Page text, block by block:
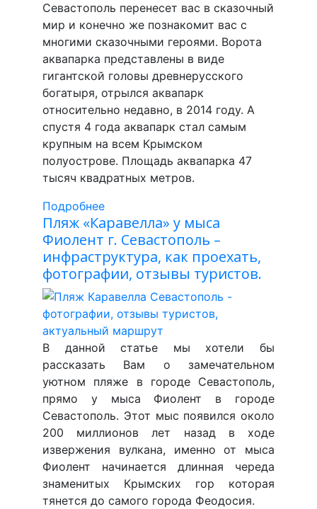
Севастополь перенесет вас в сказочный
мир и конечно же познакомит вас с
многими сказочными героями. Ворота
аквапарка представлены в виде
гигантской головы древнерусского
богатыря, отрылся аквапарк
относительно недавно, в 2014 году. А
спустя 4 года аквапарк стал самым
крупным на всем Крымском
полуострове. Площадь аквапарка 47
тысяч квадратных метров.
Подробнее
Пляж «Каравелла» у мыса
Фиолент г. Севастополь –
инфраструктура, как проехать,
фотографии, отзывы туристов.
В данной статье мы хотели бы
рассказать Вам о замечательном
уютном пляже в городе Севастополь,
прямо у мыса Фиолент в городе
Севастополь. Этот мыс появился около
200 миллионов лет назад в ходе
извержения вулкана, именно от мыса
Фиолент начинается длинная череда
знаменитых Крымских гор которая
тянется до самого города Феодосия.